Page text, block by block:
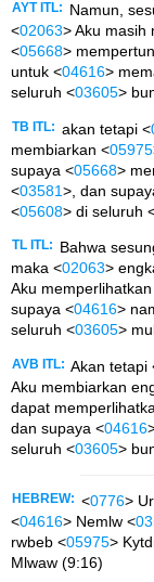
AYT ITL: Namun,
<02063> Aku masih
<05668>
untuk <04616>
seluruh <03605>
TB ITL: akan tetapi <
membiarkan <05975
supaya <05668>
<03581>, dan
<05608> di seluruh
TL ITL: Bahwa
maka <02063>
Aku
supaya <04616>
seluruh <03605>
AVB ITL: Akan tetapi
Aku membiarkan
dapat
dan supaya <04616
seluruh <03605>
HEBREW: <0776>
<04616> Nemlw <
rwbeb <05975>
Mlwaw (9:16)